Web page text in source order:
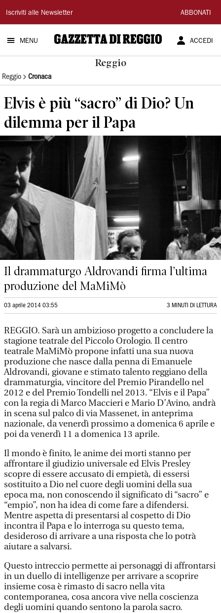
Gazzetta
di
Reggio
Iscriviti alle Newsletter ABBONATI
MENU ACCEDI
Reggio
Reggio Cronaca
Elvis è più “sacro” di Dio? Un
dilemma per il Papa
Il drammaturgo Aldrovandi firma l’ultima
produzione del MaMiMò
03 aprile 2014 03:55 3 MINUTI DI LETTURA
REGGIO. Sarà un ambizioso progetto a concludere la
stagione teatrale del Piccolo Orologio. Il centro
teatrale MaMiMò propone infatti una sua nuova
produzione che nasce dalla penna di Emanuele
Aldrovandi, giovane e stimato talento reggiano della
drammaturgia, vincitore del Premio Pirandello nel
2012 e del Premio Tondelli nel 2013. “Elvis e il Papa”
con la regia di Marco Maccieri e Mario D’Avino, andrà
in scena sul palco di via Massenet, in anteprima
nazionale, da venerdì prossimo a domenica 6 aprile e
poi da venerdì 11 a domenica 13 aprile.
Il mondo è finito, le anime dei morti stanno per
affrontare il giudizio universale ed Elvis Presley
scopre di essere accusato di empietà, di essersi
sostituito a Dio nel cuore degli uomini della sua
epoca ma, non conoscendo il significato di “sacro” e
“empio”, non ha idea di come fare a difendersi.
Mentre aspetta di presentarsi al cospetto di Dio
incontra il Papa e lo interroga su questo tema,
desideroso di arrivare a una risposta che lo potrà
aiutare a salvarsi.
Questo intreccio permette ai personaggi di affrontarsi
in un duello di intelligenze per arrivare a scoprire
insieme cosa è rimasto di sacro nella vita
contemporanea, cosa ancora vive nella coscienza
degli uomini quando sentono la parola sacro.